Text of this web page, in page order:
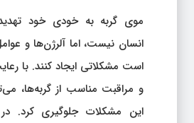
موی گربه به خودی خود
انسان نیست، اما آلرژن‌ها و
است مشکلاتی ایجاد کنند. با
و مراقبت مناسب از گربه‌ها،
این مشکلات جلوگیری کرد.